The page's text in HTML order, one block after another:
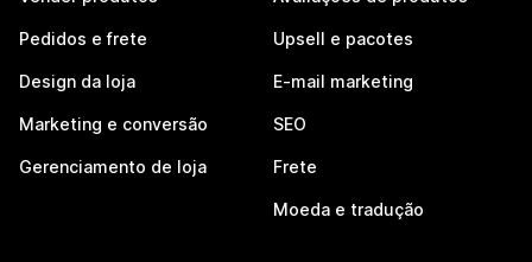
Pedidos e frete
Design da loja
Marketing e conversão
Gerenciamento de loja
Upsell e pacotes
E-mail marketing
SEO
Frete
Moeda e tradução